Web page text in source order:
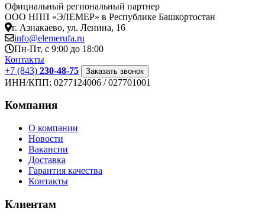
Официальный региональный партнер
ООО НПП «ЭЛЕМЕР» в Республике Башкортостан
г. Азнакаево, ул. Ленина, 16
info@elemerufa.ru
Пн-Пт, с 9:00 до 18:00
Контакты
+7 (843) 230-48-75 Заказать звонок
ИНН/КПП: 0277124006 / 027701001
Компания
О компании
Новости
Вакансии
Доставка
Гарантия качества
Контакты
Клиентам